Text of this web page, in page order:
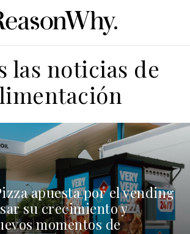
las noticias de
apuesta por el vending
su crecimiento y
momentos de